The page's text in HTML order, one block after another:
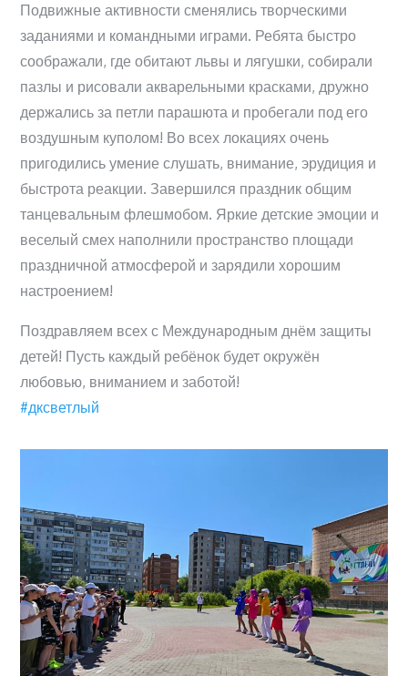
Подвижные активности сменялись творческими
заданиями и командными играми. Ребята быстро
соображали, где обитают львы и лягушки, собирали
пазлы и рисовали акварельными красками, дружно
держались за петли парашюта и пробегали под его
воздушным куполом! Во всех локациях очень
пригодились умение слушать, внимание, эрудиция и
быстрота реакции. Завершился праздник общим
танцевальным флешмобом. Яркие детские эмоции и
веселый смех наполнили пространство площади
праздничной атмосферой и зарядили хорошим
настроением!
Поздравляем всех с Международным днём защиты
детей! Пусть каждый ребёнок будет окружён
любовью, вниманием и заботой!
#дксветлый